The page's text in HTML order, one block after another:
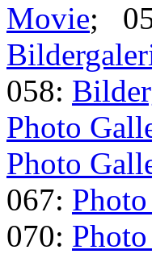
Movie;
058:
Photo
Photo
067:
070: